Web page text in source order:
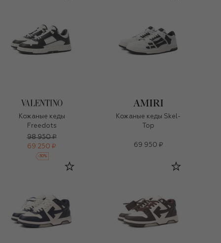
Кожаные кеды
Freedots
98 950 ₽
69 250 ₽
-30%
Кожаные кеды Skel-
Top
69 950 ₽